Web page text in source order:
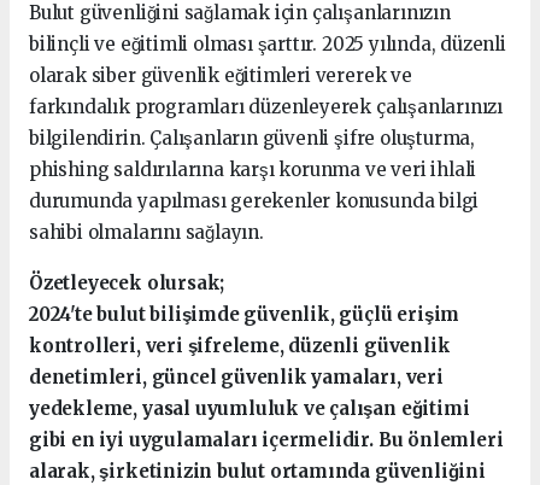
Bulut güvenliğini sağlamak için çalışanlarınızın
bilinçli ve eğitimli olması şarttır. 2025 yılında, düzenli
olarak siber güvenlik eğitimleri vererek ve
farkındalık programları düzenleyerek çalışanlarınızı
bilgilendirin. Çalışanların güvenli şifre oluşturma,
phishing saldırılarına karşı korunma ve veri ihlali
durumunda yapılması gerekenler konusunda bilgi
sahibi olmalarını sağlayın.
Özetleyecek olursak;
2024'te bulut bilişimde güvenlik, güçlü erişim
kontrolleri, veri şifreleme, düzenli güvenlik
denetimleri, güncel güvenlik yamaları, veri
yedekleme, yasal uyumluluk ve çalışan eğitimi
gibi en iyi uygulamaları içermelidir. Bu önlemleri
alarak, şirketinizin bulut ortamında güvenliğini